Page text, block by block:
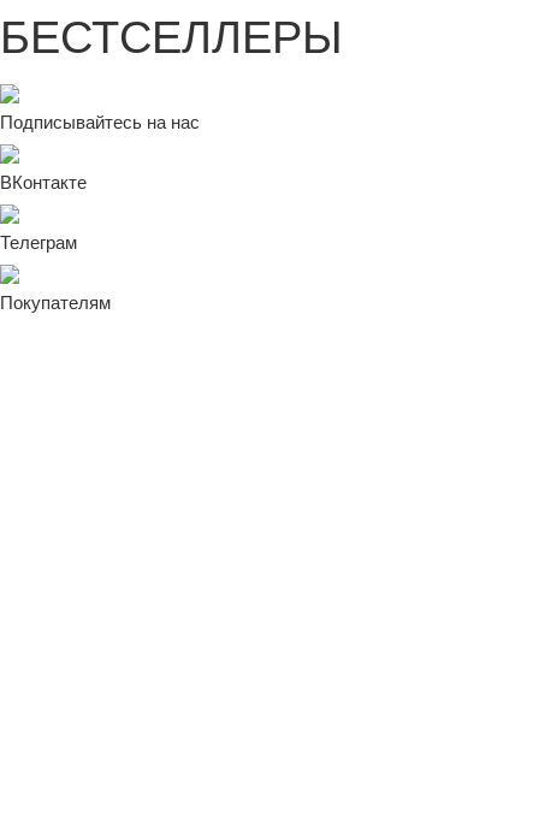
БЕСТСЕЛЛЕРЫ
Подписывайтесь на нас
ВКонтакте
Телеграм
Покупателям